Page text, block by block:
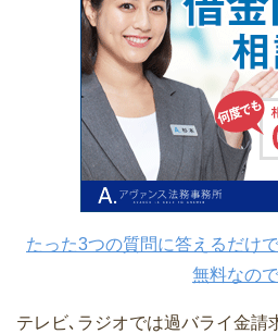
たった3つの質問に答えるだけ
無料なの
テレビ､ラジオでは過バライ金請